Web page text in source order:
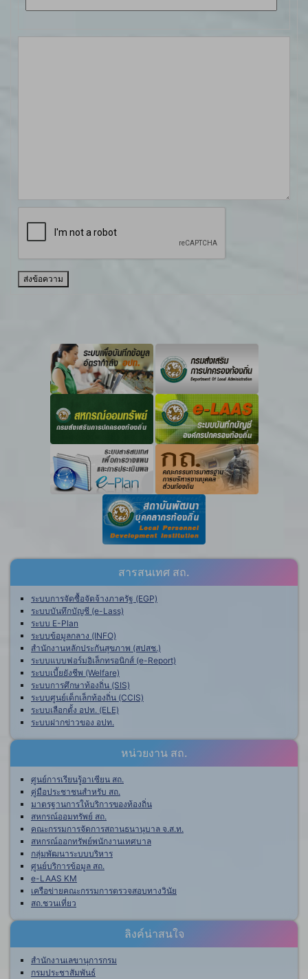
ส่งข้อความ
สารสนเทศ สถ.
ระบบการจัดซื้อจัดจ้างภาครัฐ (EGP)
ระบบบันทึกบัญชี (e-Lass)
ระบบ E-Plan
ระบบข้อมูลกลาง (INFO)
สำนักงานหลักประกันสุขภาพ (สปสช.)
ระบบแบบฟอร์มอิเล็กทรอนิกส์ (e-Report)
ระบบเบี้ยยังชีพ (Welfare)
ระบบการศึกษาท้องถิ่น (SIS)
ระบบศูนย์เด็กเล็กท้องถิ่น (CCIS)
ระบบเลือกตั้ง อปท. (ELE)
ระบบฝากข่าวของ อปท.
หน่วยงาน สถ.
ศูนย์การเรียนรู้อาเซียน สถ.
คู่มือประชาชนสำหรับ สถ.
มาตรฐานการให้บริการของท้องถิ่น
สหกรณ์ออมทรัพย์ สถ.
คณะกรรมการจัดการสถานธนานุบาล จ.ส.ท.
สหกรณ์ออกทรัพย์พนักงานเทศบาล
กลุ่มพัฒนาระบบบริหาร
ศูนย์บริการข้อมูล สถ.
e-LAAS KM
เครือข่ายคณะกรรมการตรวจสอบทางวินัย
สถ.ชวนเที่ยว
ลิงค์น่าสนใจ
สำนักงานเลขานุการกรม
กรมประชาสัมพันธ์